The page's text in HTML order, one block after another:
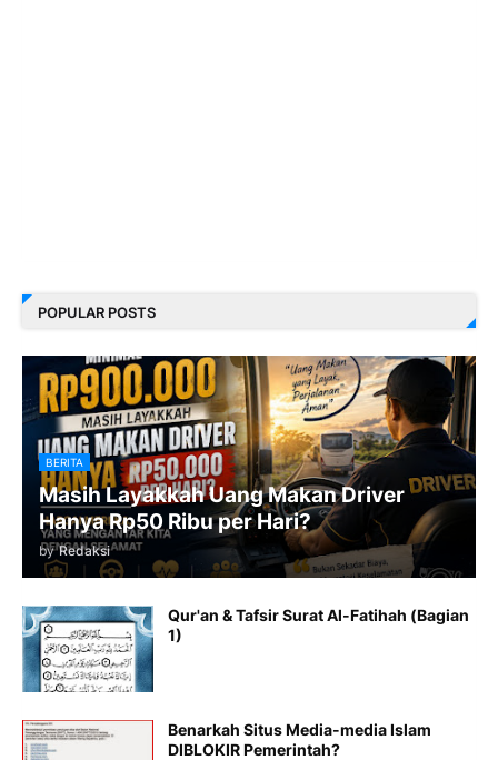
POPULAR POSTS
BERITA
Masih Layakkah Uang Makan Driver
Hanya Rp50 Ribu per Hari?
by Redaksi
Qur'an & Tafsir Surat Al-Fatihah (Bagian
1)
Benarkah Situs Media-media Islam
DIBLOKIR Pemerintah?